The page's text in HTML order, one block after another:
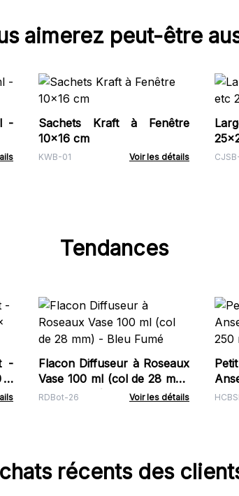
aimerez peut-être
-
Sachets Kraft à Fenêtre
10x16 cm
KWB-01 Voir les détails
Tendances
-
x
Flacon Diffuseur à Roseaux
Vase 100 ml (col de 28 mm)
- Bleu Fumé
RDBot-26 Voir les détails
250
récents des